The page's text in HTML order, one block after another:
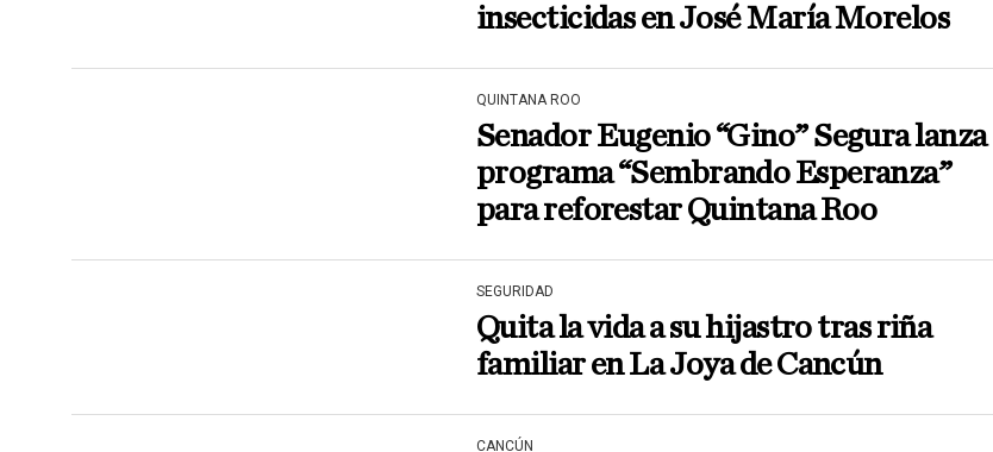
insecticidas en José María Morelos
QUINTANA ROO
Senador Eugenio “Gino” Segura lanza
programa “Sembrando Esperanza”
para reforestar Quintana Roo
SEGURIDAD
Quita la vida a su hijastro tras riña
familiar en La Joya de Cancún
CANCÚN